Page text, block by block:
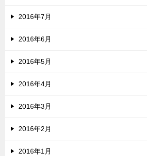
2016年7月
2016年6月
2016年5月
2016年4月
2016年3月
2016年2月
2016年1月